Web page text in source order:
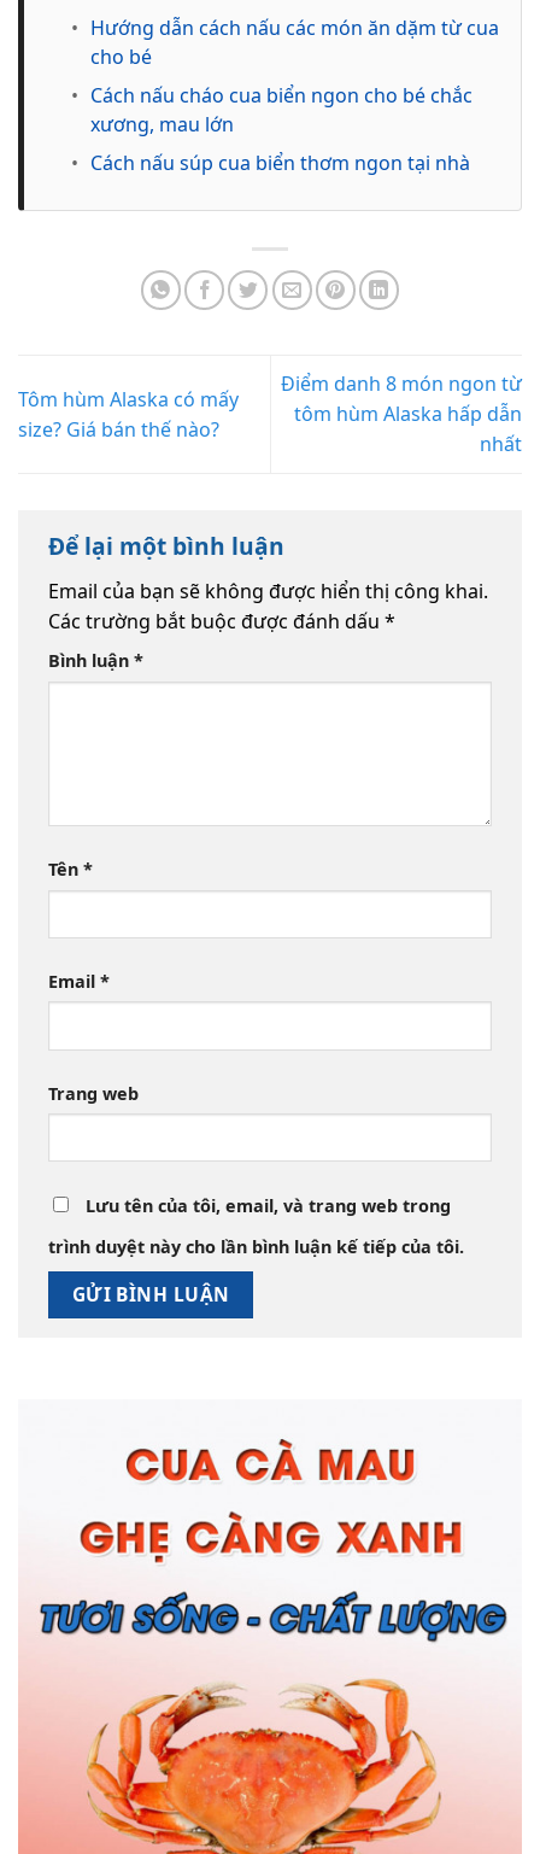
• Hướng dẫn cách nấu các món ăn dặm từ cua
cho bé
• Cách nấu cháo cua biển ngon cho bé chắc
xương, mau lớn
• Cách nấu súp cua biển thơm ngon tại nhà
Tôm hùm Alaska có mấy
size? Giá bán thế nào?
Điểm danh 8 món ngon từ
tôm hùm Alaska hấp dẫn
nhất
Để lại một bình luận
Email của bạn sẽ không được hiển thị công khai.
Các trường bắt buộc được đánh dấu *
Bình luận *
Tên *
Email *
Trang web
Lưu tên của tôi, email, và trang web trong
trình duyệt này cho lần bình luận kế tiếp của tôi.